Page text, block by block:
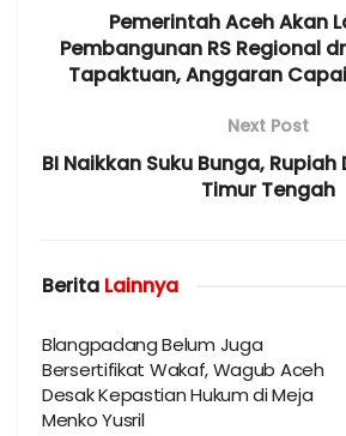
Pemerintah Aceh Akan
Pembangunan RS Regional
Tapaktuan, Anggaran Capai
Next Post
BI Naikkan Suku Bunga,
Timur Tengah
Berita Lainnya
Blangpadang Belum Juga
Bersertifikat Wakaf, Wagub Aceh
Desak Kepastian Hukum di Meja
Menko Yusril